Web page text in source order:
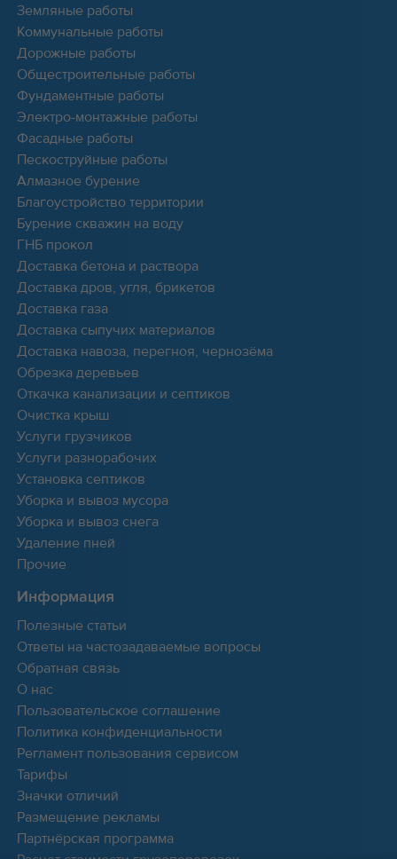
Земляные работы
Коммунальные работы
Дорожные работы
Общестроительные работы
Фундаментные работы
Электро-монтажные работы
Фасадные работы
Пескоструйные работы
Алмазное бурение
Благоустройство территории
Бурение скважин на воду
ГНБ прокол
Доставка бетона и раствора
Доставка дров, угля, брикетов
Доставка газа
Доставка сыпучих материалов
Доставка навоза, перегноя, чернозёма
Обрезка деревьев
Откачка канализации и септиков
Очистка крыш
Услуги грузчиков
Услуги разнорабочих
Установка септиков
Уборка и вывоз мусора
Уборка и вывоз снега
Удаление пней
Прочие
Информация
Полезные статьи
Ответы на частозадаваемые вопросы
Обратная связь
О нас
Пользовательское соглашение
Политика конфиденциальности
Регламент пользования сервисом
Тарифы
Значки отличий
Размещение рекламы
Партнёрская программа